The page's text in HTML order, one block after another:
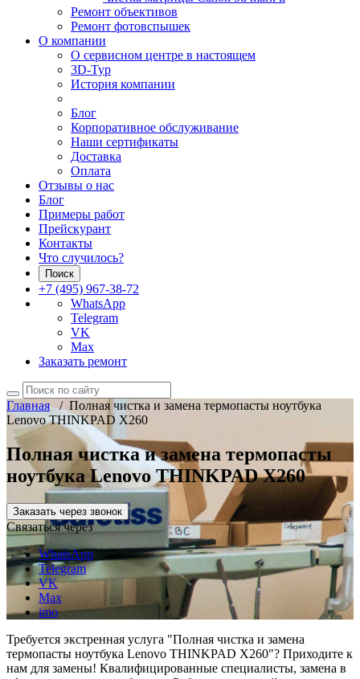
Ремонт объективов
Ремонт фотовспышек
О компании
О сервисном центре в настоящем
3D-Тур
История компании
Блог
Корпоративное обслуживание
Наши сертификаты
Доставка
Оплата
Отзывы о нас
Блог
Примеры работ
Прейскурант
Контакты
Что случилось?
Поиск
+7 (495) 967-38-72
WhatsApp
Telegram
VK
Max
Заказать ремонт
Главная/ Полная чистка и замена термопасты ноутбука
Lenovo THINKPAD X260
Полная чистка и замена термопасты
ноутбука Lenovo THINKPAD X260
Заказать через звонок
Связаться через
WhatsApp
Telegram
VK
Max
imo
Требуется экстренная услуга "Полная чистка и замена
термопасты ноутбука Lenovo THINKPAD X260"? Приходите к
нам для замены! Квалифицированные специалисты, замена в